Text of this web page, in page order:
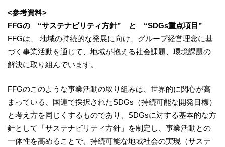
<参考資料>
FFGの “サステナビリティ方針” と “SDGs重点項目”
FFGは、 地域の持続的な発展に向け、グループ経営理念に基
づく事業活動を通じて、地域が抱える社会課題、環境課題の
解決に取り組んでいます。
FFGのこのような事業活動の取り組みは、世界的に関心が高
まっている、国連で採択されたSDGs（持続可能な開発目標）
と考え方を同じくするものであり、SDGsに対する基本的な方
針として「サステナビリティ方針」を制定し、事業活動との
一体性を高めることで、持続可能な地域社会の実現（サステ